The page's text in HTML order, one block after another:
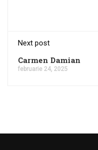
Next post
Carmen Damian
februarie 24, 2025